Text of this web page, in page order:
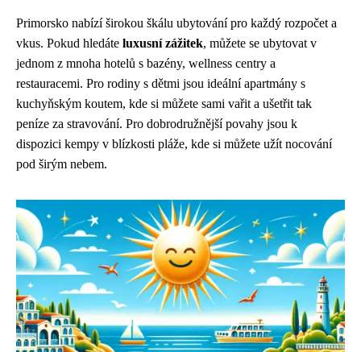
Primorsko nabízí širokou škálu ubytování pro každý rozpočet a
vkus. Pokud hledáte luxusní zážitek, můžete se ubytovat v
jednom z mnoha hotelů s bazény, wellness centry a
restauracemi. Pro rodiny s dětmi jsou ideální apartmány s
kuchyňským koutem, kde si můžete sami vařit a ušetřit tak
peníze za stravování. Pro dobrodružnější povahy jsou k
dispozici kempy v blízkosti pláže, kde si můžete užít nocování
pod širým nebem.